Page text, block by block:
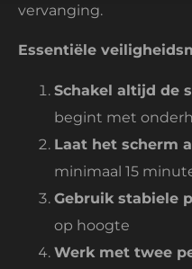
vervanging.
Essentiële
Schakel altijd de
begint met
Laat het scherm
minimaal 15
Gebruik stabiele
op hoogte
Werk met twee